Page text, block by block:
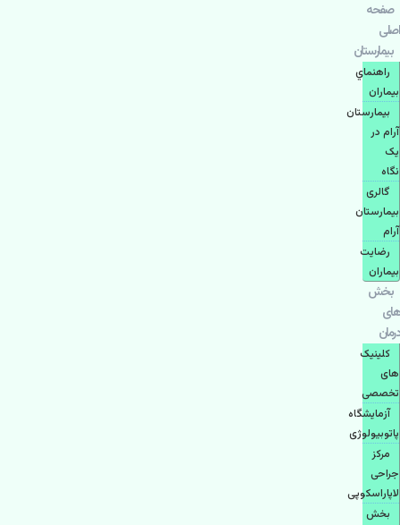
صفحه
اصلی
بيمارستان
راهنماي
بیماران
بیمارستان
آرام در
یک
نگاه
گالری
بیمارستان
آرام
رضایت
بیماران
بخش
های
درمان
کلینیک
های
تخصصی
آزمایشگاه
پاتوبیولوژی
مرکز
جراحی
لاپاراسکوپی
بخش